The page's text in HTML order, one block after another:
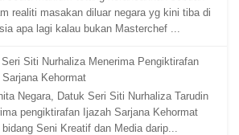
realiti masakan diluar negara yg kini tiba di
apa lagi kalau bukan Masterchef ...
Seri Siti Nurhaliza Menerima Pengiktirafan
Sarjana Kehormat
Negara, Datuk Seri Siti Nurhaliza Tarudin
pengiktirafan Ijazah Sarjana Kehormat
Seni Kreatif dan Media darip...